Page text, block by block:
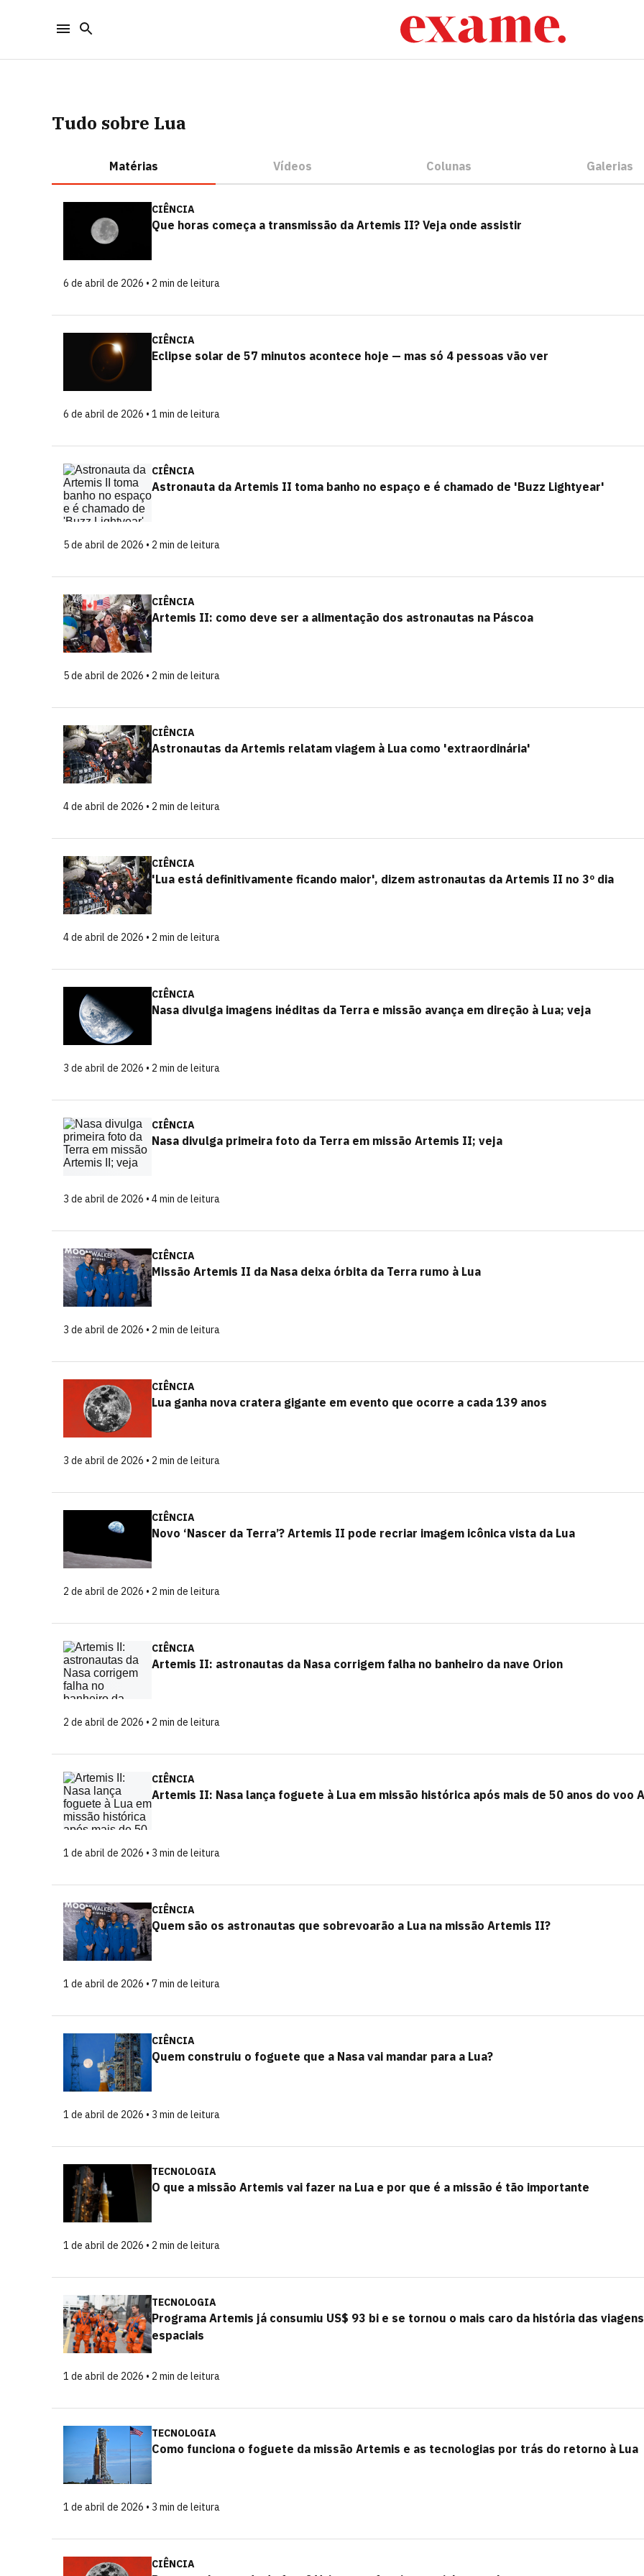
Tudo sobre Lua
Matérias Vídeos Colunas Galerias
CIÊNCIA
Que horas começa a transmissão da Artemis II? Veja onde assistir
6 de abril de 2026 • 2 min de leitura
CIÊNCIA
Eclipse solar de 57 minutos acontece hoje — mas só 4 pessoas vão ver
6 de abril de 2026 • 1 min de leitura
CIÊNCIA
Astronauta da Artemis II toma banho no espaço e é chamado de 'Buzz Lightyear'
5 de abril de 2026 • 2 min de leitura
CIÊNCIA
Artemis II: como deve ser a alimentação dos astronautas na Páscoa
5 de abril de 2026 • 2 min de leitura
CIÊNCIA
Astronautas da Artemis relatam viagem à Lua como 'extraordinária'
4 de abril de 2026 • 2 min de leitura
CIÊNCIA
'Lua está definitivamente ficando maior', dizem astronautas da Artemis II no 3º dia
4 de abril de 2026 • 2 min de leitura
CIÊNCIA
Nasa divulga imagens inéditas da Terra e missão avança em direção à Lua; veja
3 de abril de 2026 • 2 min de leitura
CIÊNCIA
Nasa divulga primeira foto da Terra em missão Artemis II; veja
3 de abril de 2026 • 4 min de leitura
CIÊNCIA
Missão Artemis II da Nasa deixa órbita da Terra rumo à Lua
3 de abril de 2026 • 2 min de leitura
CIÊNCIA
Lua ganha nova cratera gigante em evento que ocorre a cada 139 anos
3 de abril de 2026 • 2 min de leitura
CIÊNCIA
Novo ‘Nascer da Terra’? Artemis II pode recriar imagem icônica vista da Lua
2 de abril de 2026 • 2 min de leitura
CIÊNCIA
Artemis II: astronautas da Nasa corrigem falha no banheiro da nave Orion
2 de abril de 2026 • 2 min de leitura
CIÊNCIA
Artemis II: Nasa lança foguete à Lua em missão histórica após mais de 50 anos do voo
1 de abril de 2026 • 3 min de leitura
CIÊNCIA
Quem são os astronautas que sobrevoarão a Lua na missão Artemis II?
1 de abril de 2026 • 7 min de leitura
CIÊNCIA
Quem construiu o foguete que a Nasa vai mandar para a Lua?
1 de abril de 2026 • 3 min de leitura
TECNOLOGIA
O que a missão Artemis vai fazer na Lua e por que é a missão é tão importante
1 de abril de 2026 • 2 min de leitura
TECNOLOGIA
Programa Artemis já consumiu US$ 93 bi e se tornou o mais caro da história das viagens
espaciais
1 de abril de 2026 • 2 min de leitura
TECNOLOGIA
Como funciona o foguete da missão Artemis e as tecnologias por trás do retorno à Lua
1 de abril de 2026 • 3 min de leitura
CIÊNCIA